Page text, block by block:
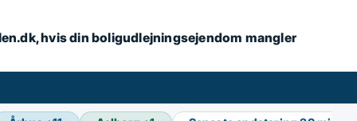
hvis din boligudlejningsejendom mangler